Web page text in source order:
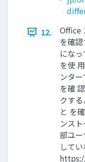
12.
Office
を確
にな
を使
ンタ
を確
クす
と を
ンス
部ユ
して